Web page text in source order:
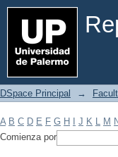
Filtrar por:
DSpace Principal →
A B C D E F G H J K L M
Comienza por